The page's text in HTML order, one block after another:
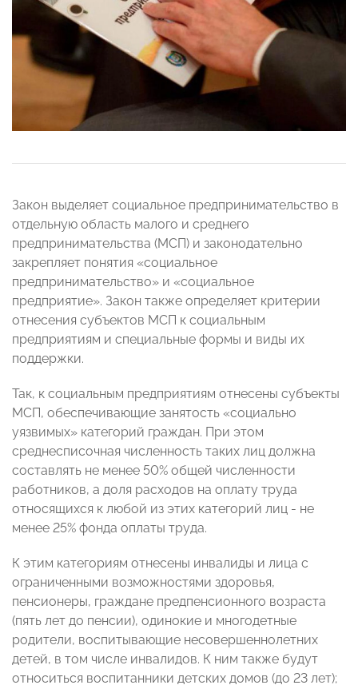
Закон выделяет социальное предпринимательство в
отдельную область малого и среднего
предпринимательства (МСП) и законодательно
закрепляет понятия «социальное
предпринимательство» и «социальное
предприятие». Закон также определяет критерии
отнесения субъектов МСП к социальным
предприятиям и специальные формы и виды их
поддержки.
Так, к социальным предприятиям отнесены субъекты
МСП, обеспечивающие занятость «социально
уязвимых» категорий граждан. При этом
среднесписочная численность таких лиц должна
составлять не менее 50% общей численности
работников, а доля расходов на оплату труда
относящихся к любой из этих категорий лиц - не
менее 25% фонда оплаты труда.
К этим категориям отнесены инвалиды и лица с
ограниченными возможностями здоровья,
пенсионеры, граждане предпенсионного возраста
(пять лет до пенсии), одинокие и многодетные
родители, воспитывающие несовершеннолетних
детей, в том числе инвалидов. К ним также будут
относиться воспитанники детских домов (до 23 лет);